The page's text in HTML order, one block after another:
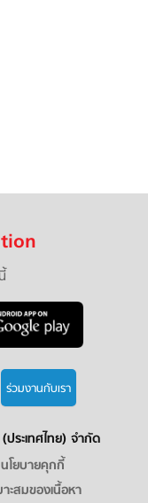
ร่วมงานกับเรา
ระเทศไทย) จำกัด
นโยบายคุกกี้
ะสมของเนื้อหา